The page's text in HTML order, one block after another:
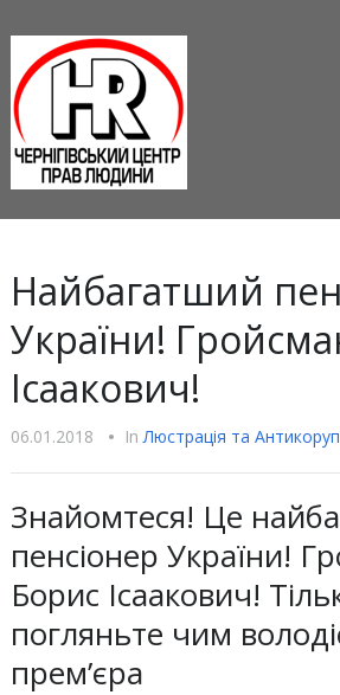
Найбагатший
України!
Ісаакович!
06.01.2018 • InЛюстрацiя та
Знайомтеся! Це
пенсіонер України!
Борис Ісаакович!
погляньте чим
прем’єра